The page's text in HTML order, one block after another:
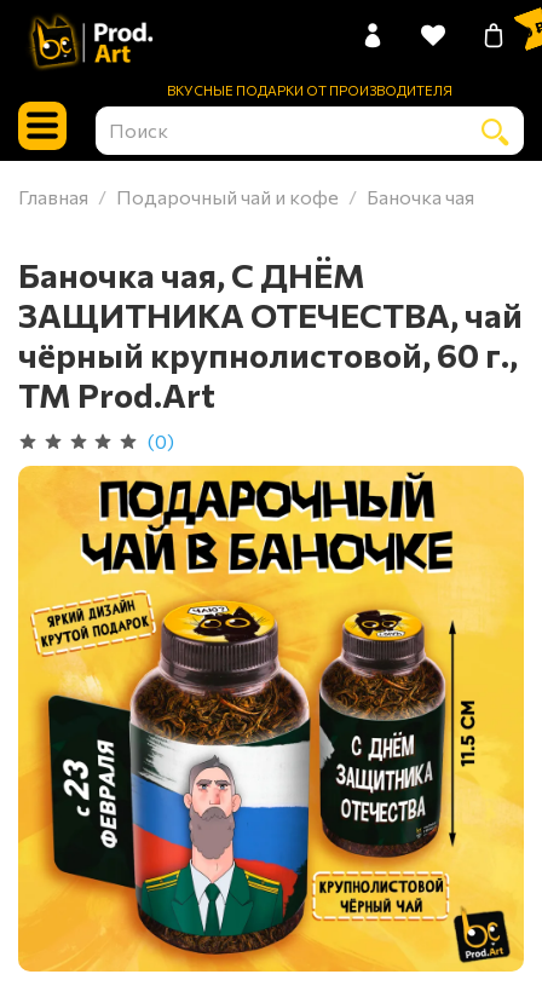
ВКУСНЫЕ ПОДАРКИ ОТ ПРОИЗВОДИТЕЛЯ
0
Главная Подарочный чай и кофе Баночка чая
Баночка чая, С ДНЁМ
ЗАЩИТНИКА ОТЕЧЕСТВА, чай
чёрный крупнолистовой, 60 г.,
TM Prod.Art
(0)